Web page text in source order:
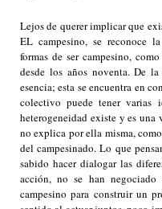
Lejos de querer implicar que
EL campesino, se reconoce
formas de ser campesino,
desde los años noventa. De
esencia; esta se encuentra en
colectivo puede tener varias
heterogeneidad existe y es
no explica por ella misma,
del campesinado. Lo que
sabido hacer dialogar las
acción, no se han negociado
campesino para construir un